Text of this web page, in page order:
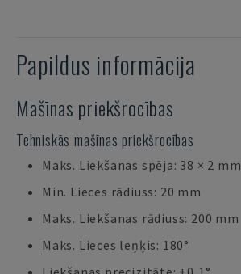
Papildus informācija
Mašīnas priekšrocības
Tehniskās mašīnas priekšrocības
Maks. Liekšanas spēja: 38 × 2 mm
Min. Lieces rādiuss: 20 mm
Maks. Liekšanas rādiuss: 200 mm
Maks. Lieces leņķis: 180°